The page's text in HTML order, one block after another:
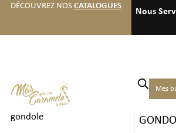
DÉCOUVREZ NOS CATALOGUES
Nous
Mes
Accueil Noël/
chocolats/ petite boîte de
gondole
PETITE